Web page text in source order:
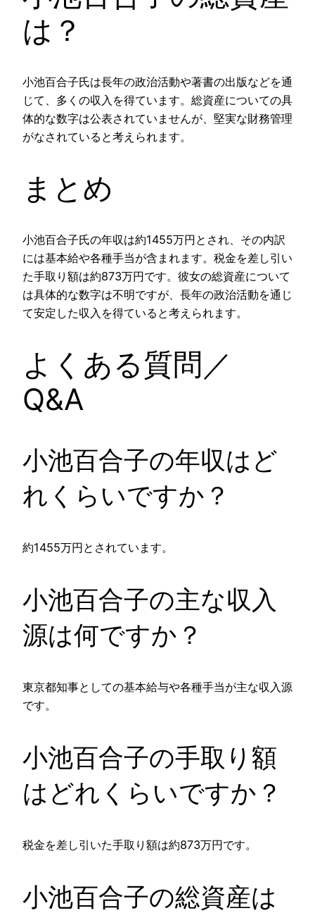
は？
小池百合子氏は長年の政治活動や著書の出版などを通
じて、多くの収入を得ています。総資産についての具
体的な数字は公表されていませんが、堅実な財務管理
がなされていると考えられます。
まとめ
小池百合子氏の年収は約1455万円とされ、その内訳
には基本給や各種手当が含まれます。税金を差し引い
た手取り額は約873万円です。彼女の総資産について
は具体的な数字は不明ですが、長年の政治活動を通じ
て安定した収入を得ていると考えられます。
よくある質問／
Q&A
小池百合子の年収はど
れくらいですか？
約1455万円とされています。
小池百合子の主な収入
源は何ですか？
東京都知事としての基本給与や各種手当が主な収入源
です。
小池百合子の手取り額
はどれくらいですか？
税金を差し引いた手取り額は約873万円です。
小池百合子の総資産は